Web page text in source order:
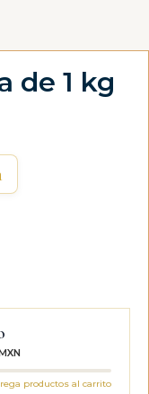
de 1 kg
productos al carrito